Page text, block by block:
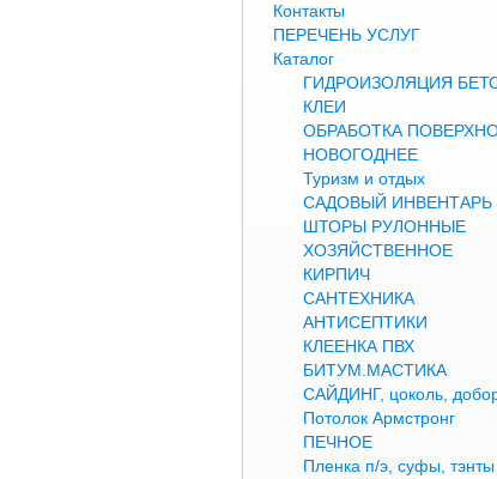
Контакты
ПЕРЕЧЕНЬ УСЛУГ
Каталог
ГИДРОИЗОЛЯЦИЯ
КЛЕИ
ОБРАБОТКА
НОВОГОДНЕЕ
Туризм и отдых
САДОВЫЙ ИНВЕНТАРЬ
ШТОРЫ РУЛОННЫЕ
ХОЗЯЙСТВЕННОЕ
КИРПИЧ
САНТЕХНИКА
АНТИСЕПТИКИ
КЛЕЕНКА ПВХ
БИТУМ.МАСТИКА
САЙДИНГ, цоколь,
Потолок Армстронг
ПЕЧНОЕ
Пленка п/э, суфы, тэнты